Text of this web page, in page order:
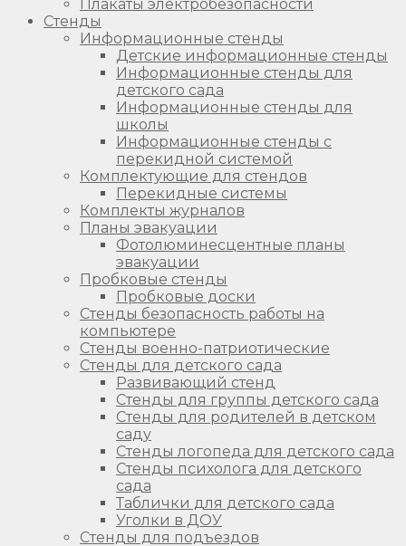
Плакаты электробезопасности
Стенды
Информационные стенды
Детские информационные стенды
Информационные стенды для
детского сада
Информационные стенды для
школы
Информационные стенды с
перекидной системой
Комплектующие для стендов
Перекидные системы
Комплекты журналов
Планы эвакуации
Фотолюминесцентные планы
эвакуации
Пробковые стенды
Пробковые доски
Стенды безопасность работы на
компьютере
Стенды военно-патриотические
Стенды для детского сада
Развивающий стенд
Стенды для группы детского сада
Стенды для родителей в детском
саду
Стенды логопеда для детского сада
Стенды психолога для детского
сада
Таблички для детского сада
Уголки в ДОУ
Стенды для подъездов